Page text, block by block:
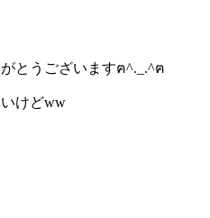
とうございますฅ^._.^ฅ
けどww